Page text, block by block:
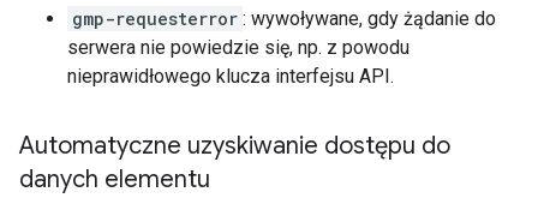
gmp-requesterror : wywoływane, gdy żądanie do
serwera nie powiedzie się, np. z powodu
nieprawidłowego klucza interfejsu API.
Automatyczne uzyskiwanie dostępu do
danych elementu